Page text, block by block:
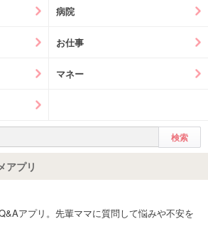
病院
お仕事
マネー
アプリ
アプリ。先輩ママに質問して悩みや不安を